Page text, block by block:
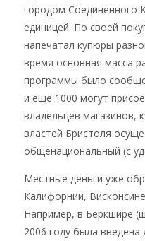
городом Соединенного
единицей. По своей
напечатал купюры
время основная масса
программы было
и еще 1000 могут
владельцев магазинов,
властей Бристоля
общенациональный (с
Местные деньги уже
Калифорнии,
Например, в Беркшире
2006 году была